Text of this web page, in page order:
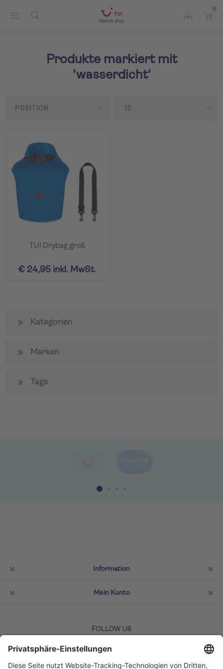
0
Produkte markiert mit
'wasserdicht'
TUI Drybag groß
€ 24,95 inkl. MwSt.
Kategorien
Marken
Tags
Information
Mein Konto
FOLLOW US